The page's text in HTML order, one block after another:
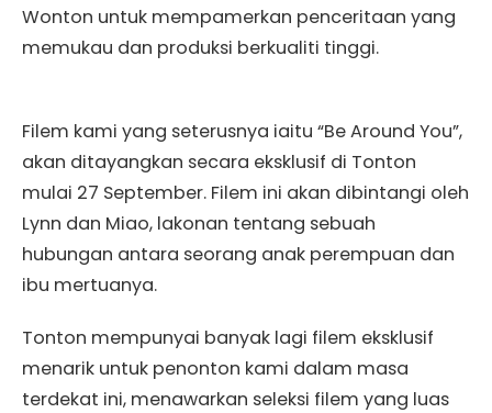
Wonton untuk mempamerkan penceritaan yang
memukau dan produksi berkualiti tinggi.
Filem kami yang seterusnya iaitu “Be Around You”,
akan ditayangkan secara eksklusif di Tonton
mulai 27 September. Filem ini akan dibintangi oleh
Lynn dan Miao, lakonan tentang sebuah
hubungan antara seorang anak perempuan dan
ibu mertuanya.
Tonton mempunyai banyak lagi filem eksklusif
menarik untuk penonton kami dalam masa
terdekat ini, menawarkan seleksi filem yang luas